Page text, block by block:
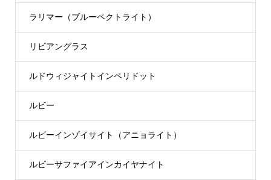
ラリマー（ブルーペクトライト）
リビアングラス
ルドウィジャイトインペリドット
ルビー
ルビーインゾイサイト（アニョライト）
ルビーサファイアインカイヤナイト